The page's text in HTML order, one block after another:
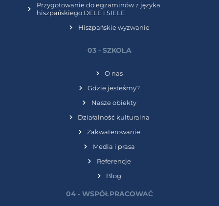
Przygotowanie do egzaminów z języka
hiszpańskiego DELE i SIELE
Hiszpańskie wyzwanie
03 - SZKOŁA
O nas
Gdzie jesteśmy?
Nasze obiekty
Działalność kulturalna
Zakwaterowanie
Media i prasa
Referencje
Blog
04 - WSPÓŁPRACOWAĆ